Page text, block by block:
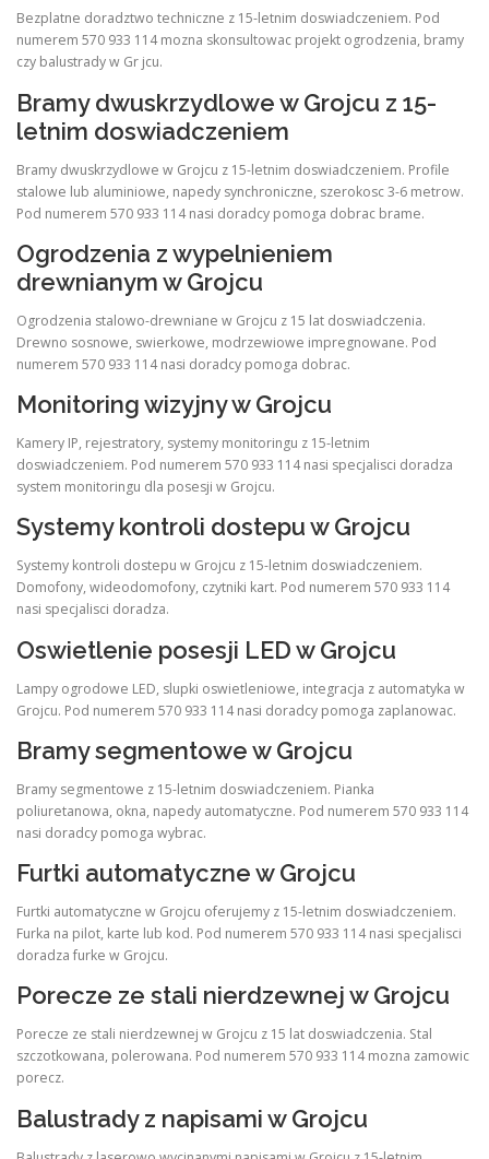
Bezplatne doradztwo techniczne z 15-letnim doswiadczeniem. Pod
numerem 570 933 114 mozna skonsultowac projekt ogrodzenia, bramy
czy balustrady w Gr jcu.
Bramy dwuskrzydlowe w Grojcu z 15-
letnim doswiadczeniem
Bramy dwuskrzydlowe w Grojcu z 15-letnim doswiadczeniem. Profile
stalowe lub aluminiowe, napedy synchroniczne, szerokosc 3-6 metrow.
Pod numerem 570 933 114 nasi doradcy pomoga dobrac brame.
Ogrodzenia z wypelnieniem
drewnianym w Grojcu
Ogrodzenia stalowo-drewniane w Grojcu z 15 lat doswiadczenia.
Drewno sosnowe, swierkowe, modrzewiowe impregnowane. Pod
numerem 570 933 114 nasi doradcy pomoga dobrac.
Monitoring wizyjny w Grojcu
Kamery IP, rejestratory, systemy monitoringu z 15-letnim
doswiadczeniem. Pod numerem 570 933 114 nasi specjalisci doradza
system monitoringu dla posesji w Grojcu.
Systemy kontroli dostepu w Grojcu
Systemy kontroli dostepu w Grojcu z 15-letnim doswiadczeniem.
Domofony, wideodomofony, czytniki kart. Pod numerem 570 933 114
nasi specjalisci doradza.
Oswietlenie posesji LED w Grojcu
Lampy ogrodowe LED, slupki oswietleniowe, integracja z automatyka w
Grojcu. Pod numerem 570 933 114 nasi doradcy pomoga zaplanowac.
Bramy segmentowe w Grojcu
Bramy segmentowe z 15-letnim doswiadczeniem. Pianka
poliuretanowa, okna, napedy automatyczne. Pod numerem 570 933 114
nasi doradcy pomoga wybrac.
Furtki automatyczne w Grojcu
Furtki automatyczne w Grojcu oferujemy z 15-letnim doswiadczeniem.
Furka na pilot, karte lub kod. Pod numerem 570 933 114 nasi specjalisci
doradza furke w Grojcu.
Porecze ze stali nierdzewnej w Grojcu
Porecze ze stali nierdzewnej w Grojcu z 15 lat doswiadczenia. Stal
szczotkowana, polerowana. Pod numerem 570 933 114 mozna zamowic
porecz.
Balustrady z napisami w Grojcu